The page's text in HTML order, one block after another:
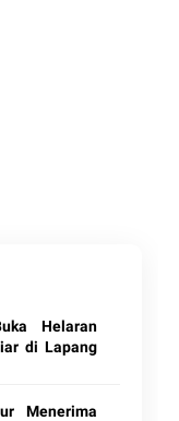
Helaran
di Lapang
Menerima